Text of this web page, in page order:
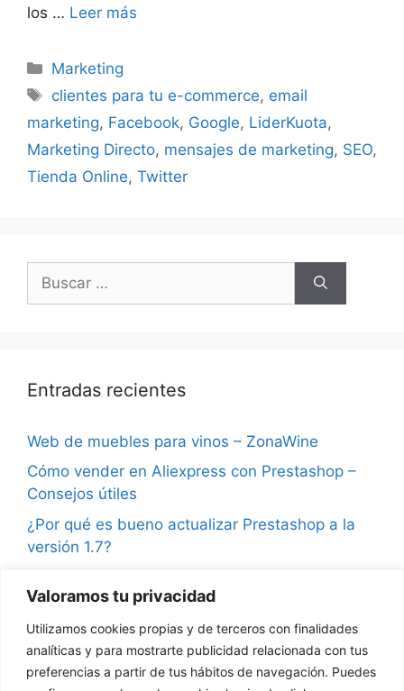
Valoramos tu privacidad
Utilizamos cookies propias y de terceros con finalidades
analíticas y para mostrarte publicidad relacionada con tus
preferencias a partir de tus hábitos de navegación. Puedes
los … Leer más
Categorías
Marketing
Etiquetas
clientes para tu e-commerce, email
marketing, Facebook, Google, LiderKuota,
Marketing Directo, mensajes de marketing, SEO,
Tienda Online, Twitter
Entradas recientes
Web de muebles para vinos – ZonaWine
Cómo vender en Aliexpress con Prestashop –
Consejos útiles
¿Por qué es bueno actualizar Prestashop a la
versión 1.7?
seguidores
¿Qué son las notificaciones push en
Prestashop?